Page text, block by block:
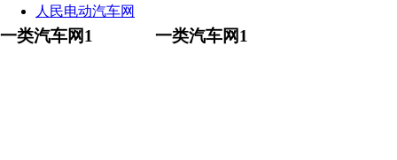
人民电动汽车网
一类汽车网1 一类汽车网1